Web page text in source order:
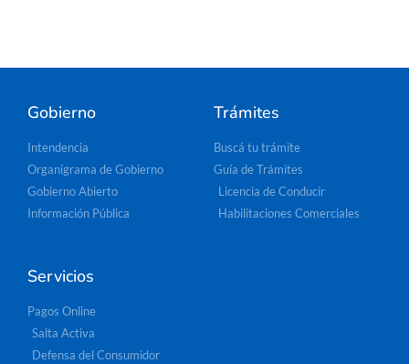
Gobierno
Intendencia
Organigrama de Gobierno
Gobierno Abierto
Información Pública
Trámites
Buscá tu trámite
Guía de Trámites
Licencia de Conducir
Habilitaciones Comerciales
Servicios
Pagos Online
Salta Activa
Defensa del Consumidor